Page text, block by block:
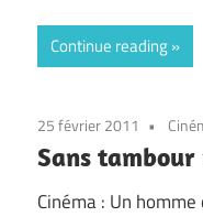
Continue reading
25 février 2011
Sans
Cinéma : Un